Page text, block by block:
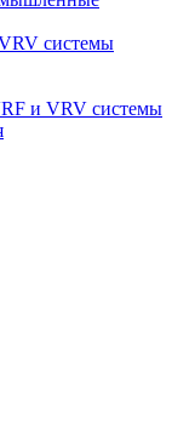
системы
и VRV системы